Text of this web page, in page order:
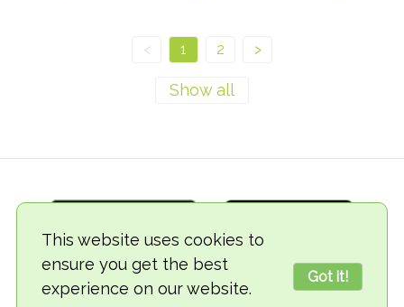
This website uses cookies to
ensure you get the best
experience on our website.
Got it!
< 1 2 >
© 2018-2026 TheVegCat